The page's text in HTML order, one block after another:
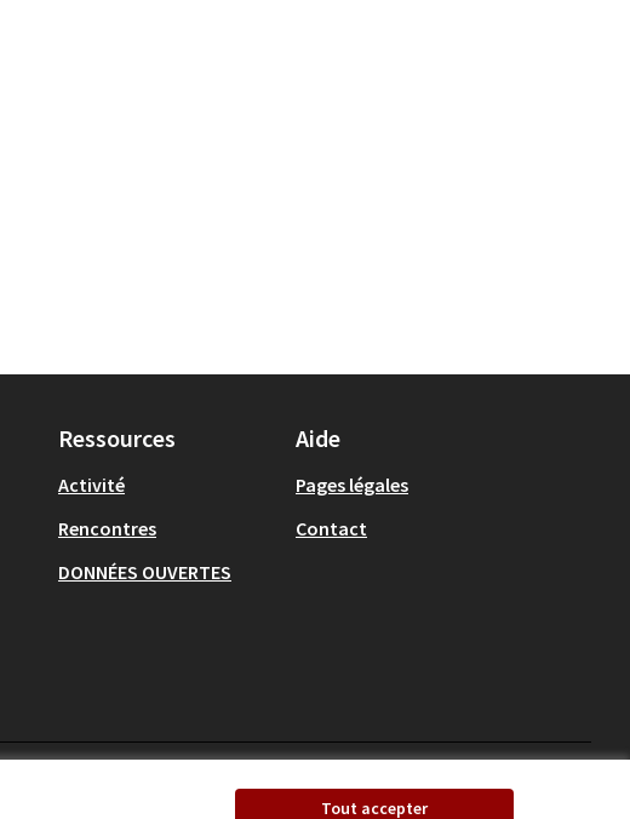
Tout accepter
Ressources
Activité
Rencontres
DONNÉES OUVERTES
Aide
Pages légales
Contact